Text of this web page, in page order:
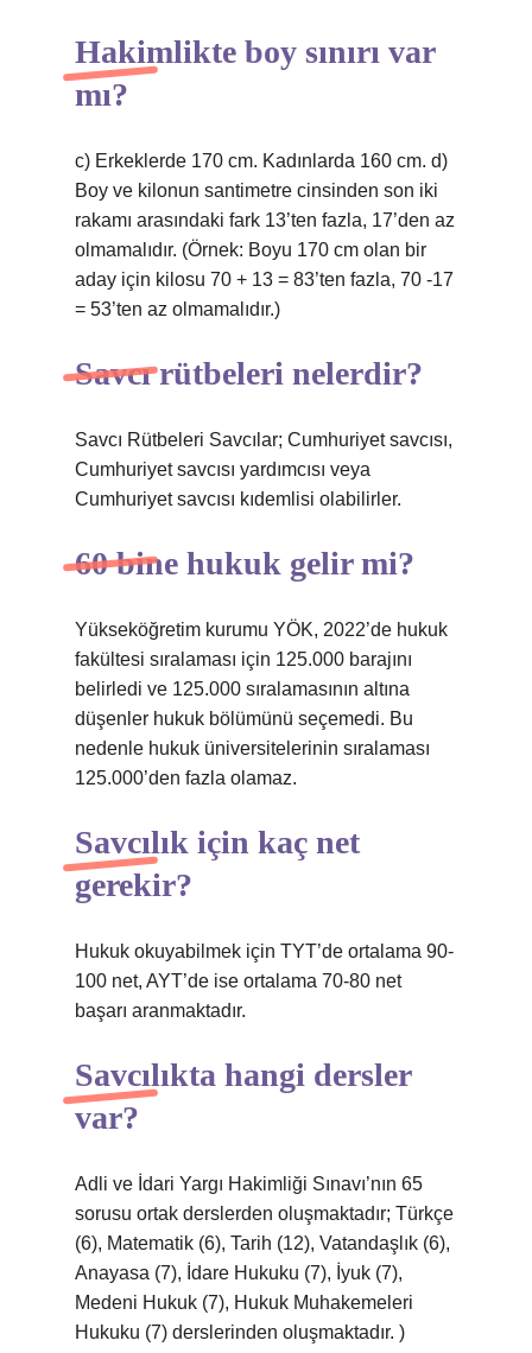
Hakimlikte boy sınırı var
mı?
c) Erkeklerde 170 cm. Kadınlarda 160 cm. d)
Boy ve kilonun santimetre cinsinden son iki
rakamı arasındaki fark 13’ten fazla, 17’den az
olmamalıdır. (Örnek: Boyu 170 cm olan bir
aday için kilosu 70 + 13 = 83’ten fazla, 70 -17
= 53’ten az olmamalıdır.)
Savcı rütbeleri nelerdir?
Savcı Rütbeleri Savcılar; Cumhuriyet savcısı,
Cumhuriyet savcısı yardımcısı veya
Cumhuriyet savcısı kıdemlisi olabilirler.
60 bine hukuk gelir mi?
Yükseköğretim kurumu YÖK, 2022’de hukuk
fakültesi sıralaması için 125.000 barajını
belirledi ve 125.000 sıralamasının altına
düşenler hukuk bölümünü seçemedi. Bu
nedenle hukuk üniversitelerinin sıralaması
125.000’den fazla olamaz.
Savcılık için kaç net
gerekir?
Hukuk okuyabilmek için TYT’de ortalama 90-
100 net, AYT’de ise ortalama 70-80 net
başarı aranmaktadır.
Savcılıkta hangi dersler
var?
Adli ve İdari Yargı Hakimliği Sınavı’nın 65
sorusu ortak derslerden oluşmaktadır; Türkçe
(6), Matematik (6), Tarih (12), Vatandaşlık (6),
Anayasa (7), İdare Hukuku (7), İyuk (7),
Medeni Hukuk (7), Hukuk Muhakemeleri
Hukuku (7) derslerinden oluşmaktadır. )